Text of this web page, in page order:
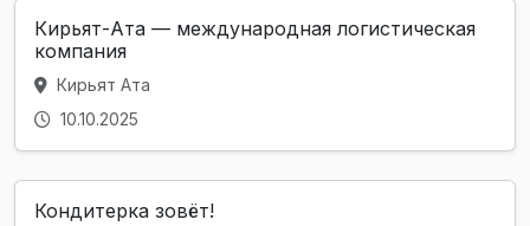
Кирьят-Ата — международная логистическая
компания
Кирьят Ата
10.10.2025
Кондитерка зовёт!